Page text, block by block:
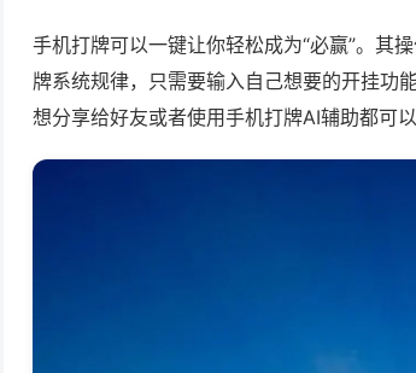
手机打牌可以一键让你轻松成为“必赢”。其
牌系统规律，只需要输入自己想要的开挂功
想分享给好友或者使用手机打牌AI辅助都可以